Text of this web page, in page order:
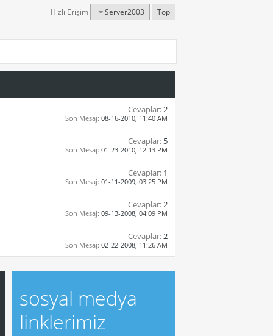
Hızlı Erişim Server2003 Top
Cevaplar:2
Son Mesaj: 08-16-2010, 11:40 AM
Cevaplar: 5
Son Mesaj: 01-23-2010, 12:13 PM
Cevaplar: 1
Son Mesaj: 01-11-2009, 03:25 PM
Cevaplar:2
Son Mesaj: 09-13-2008, 04:09 PM
Cevaplar:2
Son Mesaj: 02-22-2008, 11:26 AM
sosyal medya
linklerimiz